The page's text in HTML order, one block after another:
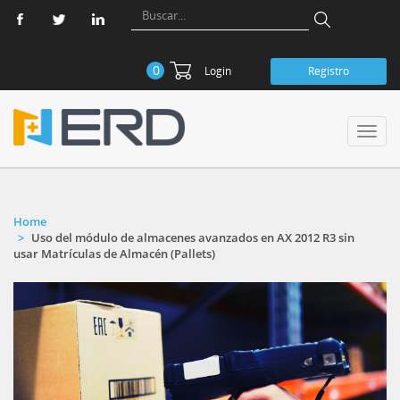
0 Login Registro
Home
Uso del módulo de almacenes avanzados en AX 2012 R3 sin
usar Matrículas de Almacén (Pallets)